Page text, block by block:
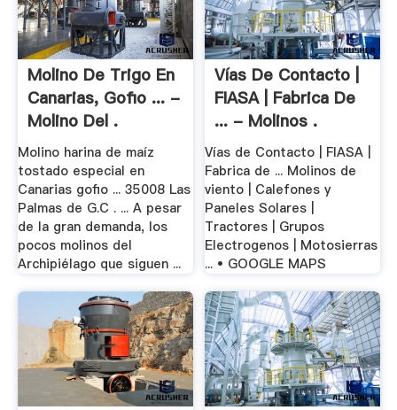
Molino De Trigo En
Canarias, Gofio ... -
Molino Del .
Molino harina de maíz
tostado especial en
Canarias gofio ... 35008 Las
Palmas de G.C . ... A pesar
de la gran demanda, los
pocos molinos del
Archipiélago que siguen ...
Vías De Contacto |
FIASA | Fabrica De
... - Molinos .
Vías de Contacto | FIASA |
Fabrica de ... Molinos de
viento | Calefones y
Paneles Solares |
Tractores | Grupos
Electrogenos | Motosierras
... • GOOGLE MAPS